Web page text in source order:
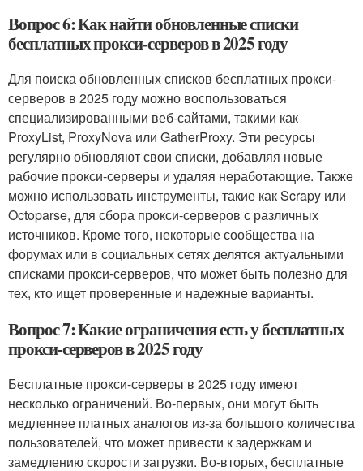
Вопрос 6: Как найти обновленные списки
бесплатных прокси-серверов в 2025 году
Для поиска обновленных списков бесплатных прокси-
серверов в 2025 году можно воспользоваться
специализированными веб-сайтами, такими как
ProxyList, ProxyNova или GatherProxy. Эти ресурсы
регулярно обновляют свои списки, добавляя новые
рабочие прокси-серверы и удаляя неработающие. Также
можно использовать инструменты, такие как Scrapy или
Octoparse, для сбора прокси-серверов с различных
источников. Кроме того, некоторые сообщества на
форумах или в социальных сетях делятся актуальными
списками прокси-серверов, что может быть полезно для
тех, кто ищет проверенные и надежные варианты.
Вопрос 7: Какие ограничения есть у бесплатных
прокси-серверов в 2025 году
Бесплатные прокси-серверы в 2025 году имеют
несколько ограничений. Во-первых, они могут быть
медленнее платных аналогов из-за большого количества
пользователей, что может привести к задержкам и
замедлению скорости загрузки. Во-вторых, бесплатные